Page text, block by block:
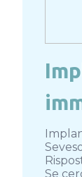
Se